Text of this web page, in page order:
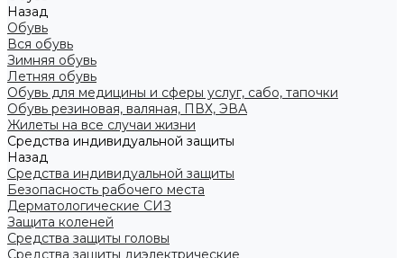
Назад
Обувь
Вся обувь
Зимняя обувь
Летняя обувь
Обувь для медицины и сферы услуг, сабо, тапочки
Обувь резиновая, валяная, ПВХ, ЭВА
Жилеты на все случаи жизни
Средства индивидуальной защиты
Назад
Средства индивидуальной защиты
Безопасность рабочего места
Дерматологические СИЗ
Защита коленей
Средства защиты головы
Средства защиты диэлектрические